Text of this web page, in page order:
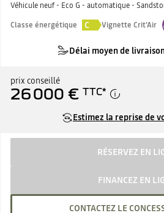
Véhicule neuf - Eco G - automatique -
Classe énergétique
C Vignette Crit'Air
Délai moyen de
prix conseillé
26 000 € TTC*
Estimez la reprise de
RÉSERVEZ EN
FINANCEZ EN
CONTACTEZ LE